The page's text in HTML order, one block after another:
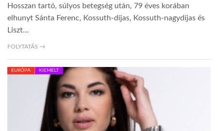
Hosszan tartó, súlyos betegség után, 79 éves korában
elhunyt Sánta Ferenc, Kossuth-díjas, Kossuth-nagydíjas és
Liszt…
FOLYTATÁS →
EURÓPA KIEMELT